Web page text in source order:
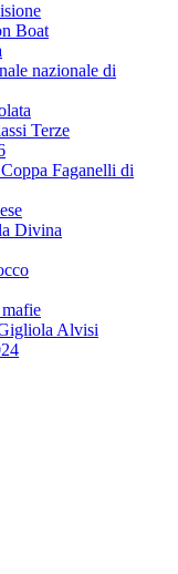
Boat
nazionale di
Terze
Faganelli di
Divina
Alvisi